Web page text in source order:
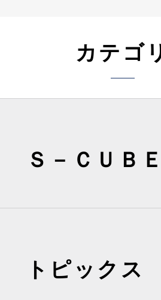
カテゴ
Ｓ－ＣＵＢ
トピックス